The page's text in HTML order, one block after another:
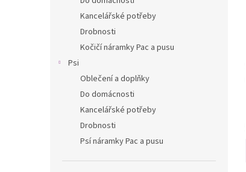
Kancelářské potřeby
Drobnosti
Kočičí náramky Pac a pusu
Psi
Oblečení a doplňky
Do domácnosti
Kancelářské potřeby
Drobnosti
Psí náramky Pac a pusu